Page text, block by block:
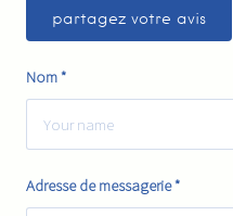
Nom*
Adresse de messagerie*